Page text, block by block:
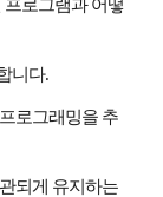
프로그램과 어떻
니다.
로그래밍을 추
되게 유지하는